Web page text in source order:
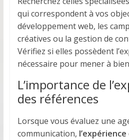
qui correspondent à vos
développement web, les
créatives ou la gestion de
Vérifiez si elles possèdent
nécessaire pour mener à
L’importance de
des références
Lorsque vous évaluez une
communication, l’expérience